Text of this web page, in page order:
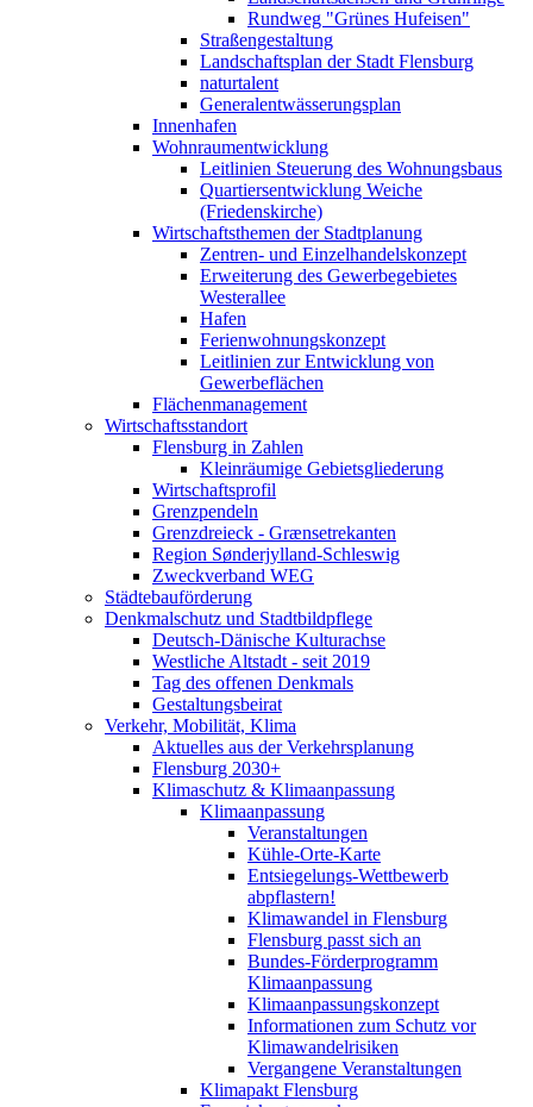
Rundweg "Grünes Hufeisen"
Straßengestaltung
Landschaftsplan der Stadt Flensburg
naturtalent
Generalentwässerungsplan
Innenhafen
Wohnraumentwicklung
Leitlinien Steuerung des Wohnungsbaus
Quartiersentwicklung Weiche
(Friedenskirche)
Wirtschaftsthemen der Stadtplanung
Zentren- und Einzelhandelskonzept
Erweiterung des Gewerbegebietes
Westerallee
Hafen
Ferienwohnungskonzept
Leitlinien zur Entwicklung von
Gewerbeflächen
Flächenmanagement
Wirtschaftsstandort
Flensburg in Zahlen
Kleinräumige Gebietsgliederung
Wirtschaftsprofil
Grenzpendeln
Grenzdreieck - Grænsetrekanten
Region Sønderjylland-Schleswig
Zweckverband WEG
Städtebauförderung
Denkmalschutz und Stadtbildpflege
Deutsch-Dänische Kulturachse
Westliche Altstadt - seit 2019
Tag des offenen Denkmals
Gestaltungsbeirat
Verkehr, Mobilität, Klima
Aktuelles aus der Verkehrsplanung
Flensburg 2030+
Klimaschutz & Klimaanpassung
Klimaanpassung
Veranstaltungen
Kühle-Orte-Karte
Entsiegelungs-Wettbewerb
abpflastern!
Klimawandel in Flensburg
Flensburg passt sich an
Bundes-Förderprogramm
Klimaanpassung
Klimaanpassungskonzept
Informationen zum Schutz vor
Klimawandelrisiken
Vergangene Veranstaltungen
Klimapakt Flensburg